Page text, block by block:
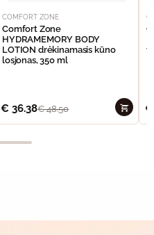
COMFORT ZONE
Comfort Zone
HYDRAMEMORY BODY
LOTION drėkinamasis kūno
losjonas, 350 ml
€ 36.38€48.50 €